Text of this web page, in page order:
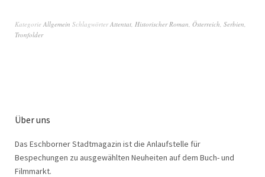
Kategorie Allgemein SchlagwörterAttentat, Historischer Roman, Österreich, Serbien,
Tronfolder
Über uns
Das Eschborner Stadtmagazin ist die Anlaufstelle für
Bespechungen zu ausgewählten Neuheiten auf dem Buch- und
Filmmarkt.